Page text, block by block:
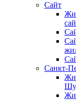
Сайт
Санкт-